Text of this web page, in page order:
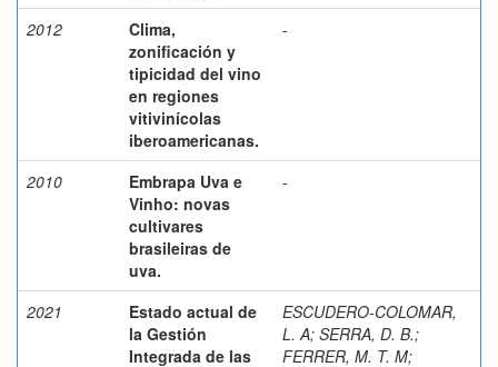
2012
Clima,
zonificación y
tipicidad del vino
en regiones
vitivinícolas
iberoamericanas.
-
2010
Embrapa Uva e
Vinho: novas
cultivares
brasileiras de
uva.
-
2021
Estado actual de
la Gestión
Integrada de las
ESCUDERO-COLOMAR,
L. A; SERRA, D. B.;
FERRER, M. T. M;